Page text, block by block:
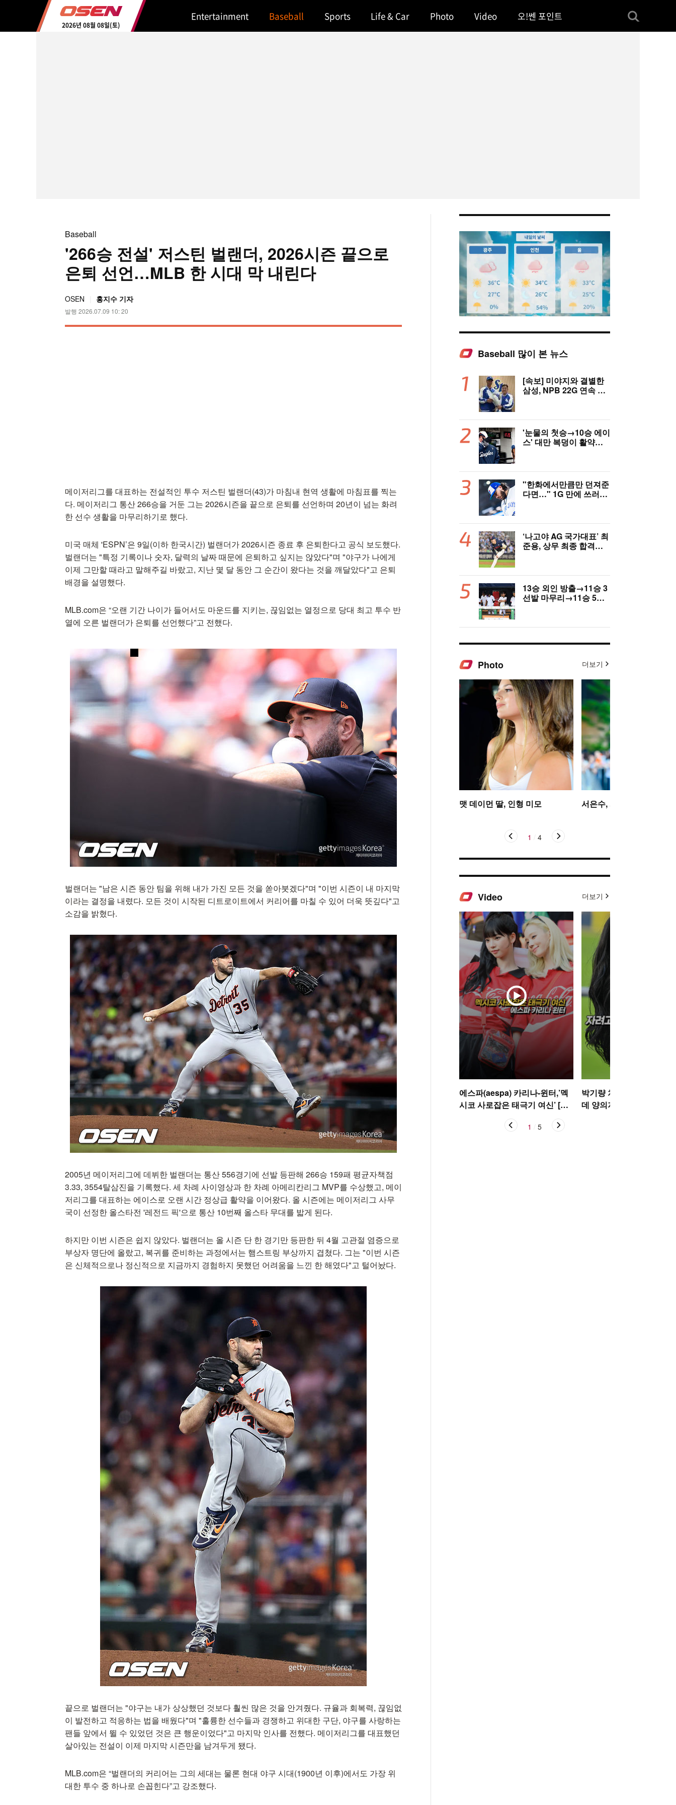
2026년 08월 08일(토)
Entertainment Baseball Sports Life & Car Photo Video 오!쎈 포인트
Baseball
'266승 전설' 저스틴 벌랜더, 2026시즌 끝으로
은퇴 선언…MLB 한 시대 막 내린다
OSEN 홍지수 기자
발행 2026.07.09 10: 20
메이저리그를 대표하는 전설적인 투수 저스틴 벌랜더(43)가 마침내 현역 생활에 마침표를 찍는
다. 메이저리그 통산 266승을 거둔 그는 2026시즌을 끝으로 은퇴를 선언하며 20년이 넘는 화려
한 선수 생활을 마무리하기로 했다.
미국 매체 'ESPN’은 9일(이하 한국시간) 벌랜더가 2026시즌 종료 후 은퇴한다고 공식 보도했다.
벌랜더는 "특정 기록이나 숫자, 달력의 날짜 때문에 은퇴하고 싶지는 않았다"며 "야구가 나에게
이제 그만할 때라고 말해주길 바랐고, 지난 몇 달 동안 그 순간이 왔다는 것을 깨달았다"고 은퇴
배경을 설명했다.
MLB.com은 “오랜 기간 나이가 들어서도 마운드를 지키는, 끊임없는 열정으로 당대 최고 투수 반
열에 오른 벌랜더가 은퇴를 선언했다”고 전했다.
벌랜더는 "남은 시즌 동안 팀을 위해 내가 가진 모든 것을 쏟아붓겠다"며 "이번 시즌이 내 마지막
이라는 결정을 내렸다. 모든 것이 시작된 디트로이트에서 커리어를 마칠 수 있어 더욱 뜻깊다"고
소감을 밝혔다.
2005년 메이저리그에 데뷔한 벌랜더는 통산 556경기에 선발 등판해 266승 159패 평균자책점
3.33, 3554탈삼진을 기록했다. 세 차례 사이영상과 한 차례 아메리칸리그 MVP를 수상했고, 메이
저리그를 대표하는 에이스로 오랜 시간 정상급 활약을 이어왔다. 올 시즌에는 메이저리그 사무
국이 선정한 올스타전 '레전드 픽'으로 통산 10번째 올스타 무대를 밟게 된다.
하지만 이번 시즌은 쉽지 않았다. 벌랜더는 올 시즌 단 한 경기만 등판한 뒤 4월 고관절 염증으로
부상자 명단에 올랐고, 복귀를 준비하는 과정에서는 햄스트링 부상까지 겹쳤다. 그는 "이번 시즌
은 신체적으로나 정신적으로 지금까지 경험하지 못했던 어려움을 느낀 한 해였다"고 털어놨다.
끝으로 벌랜더는 "야구는 내가 상상했던 것보다 훨씬 많은 것을 안겨줬다. 규율과 회복력, 끊임없
이 발전하고 적응하는 법을 배웠다"며 "훌륭한 선수들과 경쟁하고 위대한 구단, 야구를 사랑하는
팬들 앞에서 뛸 수 있었던 것은 큰 행운이었다"고 마지막 인사를 전했다. 메이저리그를 대표했던
살아있는 전설이 이제 마지막 시즌만을 남겨두게 됐다.
MLB.com은 “벌랜더의 커리어는 그의 세대는 물론 현대 야구 시대(1900년 이후)에서도 가장 위
대한 투수 중 하나로 손꼽힌다”고 강조했다.
Baseball 많이 본 뉴스
[속보] 미야지와 결별한
삼성, NPB 22G 연속 무
'눈물의 첫승→10승 에이
스' 대만 복덩이 활약에
"한화에서만큼만 던져준
다면…" 1G 만에 쓰러진
‘나고야 AG 국가대표’ 최
준용, 상무 최종 합격…
13승 외인 방출→11승 3
선발 마무리→11승 5선
Photo 더보기
맷 데이먼 딸, 인형 미모 서은수, 사뿐사뿐
1 4
Video 더보기
에스파(aespa) 카리나-윈터,’멕
시코 사로잡은 태극기 여신’ [O!
박기량 치어리더, 자려고
데 양의지 [O! SPORTS
1 5